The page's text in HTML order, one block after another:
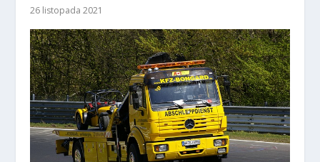
26 listopada 2021